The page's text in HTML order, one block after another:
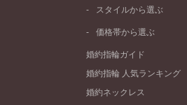
ペールブラウンゴール
V字ライン
ソリテール
ダブルサイドメレ
ラインメレ
スタイルから選ぶ
シンプル
モード
エレガント
ゴージャス
価格帯から選ぶ
50万円台～
20万円台～
婚約指輪ガイド
婚約指輪 人気ランキング
婚約ネックレス